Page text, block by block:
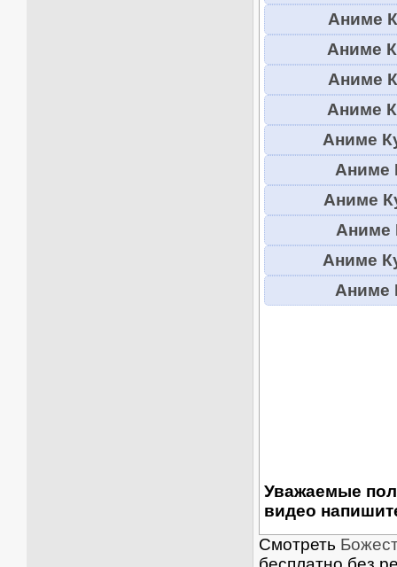
Аниме
Аниме
Аниме
Аниме
Аниме
Аниме
Аниме
Аниме
Аниме
Аниме
Уважаемые
видео
Смотреть